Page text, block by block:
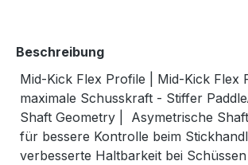
Beschreibung
Mid-Kick Flex Profile | Mid-Kick Flex
maximale Schusskraft - Stiffer
Shaft Geometry | Asymetrische
für bessere Kontrolle beim
verbesserte Haltbarkeit bei